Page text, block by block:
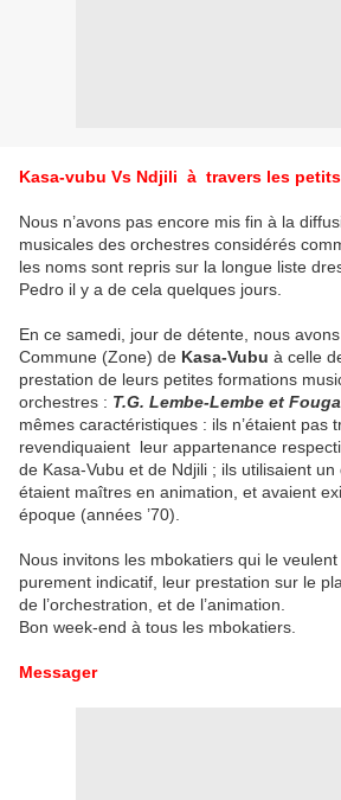
Kasa-vubu Vs Ndjili à travers les
Nous n’avons pas encore mis fin à la
musicales des orchestres considérés
les noms sont repris sur la longue liste
Pedro il y a de cela quelques jours.
En ce samedi, jour de détente, nous
Commune (Zone) de Kasa-Vubu à celle
prestation de leurs petites formations
orchestres : T.G. Lembe-Lembe et Fouga
mêmes caractéristiques : ils n’étaient pas
revendiquaient leur appartenance
de Kasa-Vubu et de Ndjili ; ils utilisaient
étaient maîtres en animation, et avaient
époque (années ’70).
Nous invitons les mbokatiers qui le
purement indicatif, leur prestation sur le
de l’orchestration, et de l’animation.
Bon week-end à tous les mbokatiers.
Messager